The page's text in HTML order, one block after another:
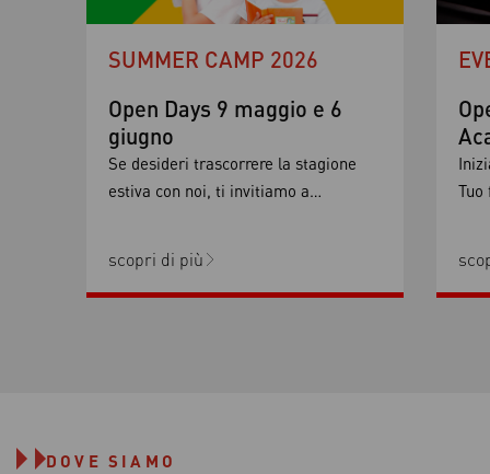
SUMMER CAMP 2026
Open Days 9 maggio e 6
giugno
Se desideri trascorrere la stagione
estiva con noi, ti invitiamo a
accogliente dove poter praticare le
numerose attività proposte, sempre
potranno vivere un’esperienza
scopri di più
Tuo
DOVE SIAMO